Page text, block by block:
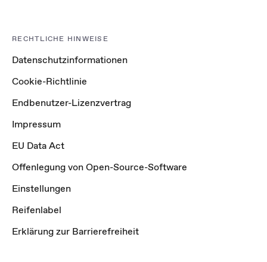
RECHTLICHE HINWEISE
Datenschutzinformationen
Cookie-Richtlinie
Endbenutzer-Lizenzvertrag
Impressum
EU Data Act
Offenlegung von Open-Source-Software
Einstellungen
Reifenlabel
Erklärung zur Barrierefreiheit